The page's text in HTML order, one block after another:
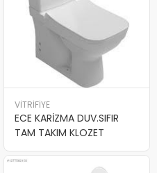
VİTRİFİYE
ECE KARİZMA DUV.SIFIR
TAM TAKIM KLOZET